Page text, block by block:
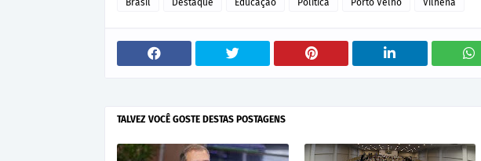
TALVEZ VOCÊ GOSTE DESTAS POSTAGENS